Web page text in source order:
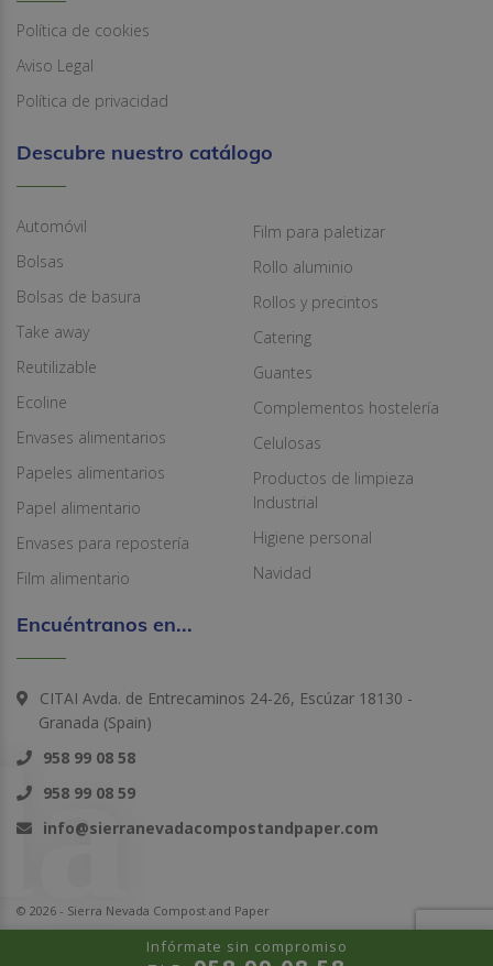
Infórmate sin compromiso
Política de cookies
Aviso Legal
Política de privacidad
Descubre nuestro catálogo
Automóvil
Bolsas
Bolsas de basura
Take away
Reutilizable
Ecoline
Envases alimentarios
Papeles alimentarios
Papel alimentario
Envases para repostería
Film alimentario
Film para paletizar
Rollo aluminio
Rollos y precintos
Catering
Guantes
Complementos hostelería
Celulosas
Productos de limpieza
Industrial
Higiene personal
Navidad
Encuéntranos en...
CITAI Avda. de Entrecaminos 24-26, Escúzar 18130 -
Granada (Spain)
958 99 08 58
958 99 08 59
info@sierranevadacompostandpaper.com
© 2026 - Sierra Nevada Compost and Paper